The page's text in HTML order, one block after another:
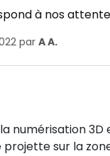
à nos
par A A.
numérisation
sur la